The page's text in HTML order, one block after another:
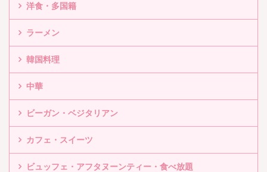
洋食・多国籍
ラーメン
韓国料理
中華
ビーガン・ベジタリアン
カフェ・スイーツ
ビュッフェ・アフタヌーンティー・食べ放題